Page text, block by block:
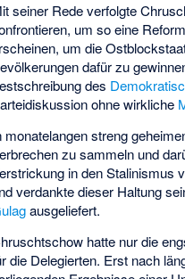
seiner Rede verfolgte
um so eine
um die
dafür zu
des
ohne wirkliche
monatelangen streng
zu sammeln und
in den Stalinismus
verdankte dieser Haltung
ausgeliefert.
hatte nur die
die Delegierten. Erst nach